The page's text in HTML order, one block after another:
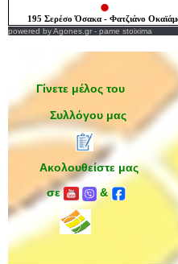
powered byAgones.gr - pame stoixima
Γίνετε μέλος του
Συλλόγου μας
Ακολουθείστε μας
σε
&